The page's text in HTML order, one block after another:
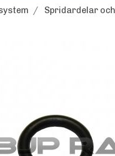
/ Spridardelar